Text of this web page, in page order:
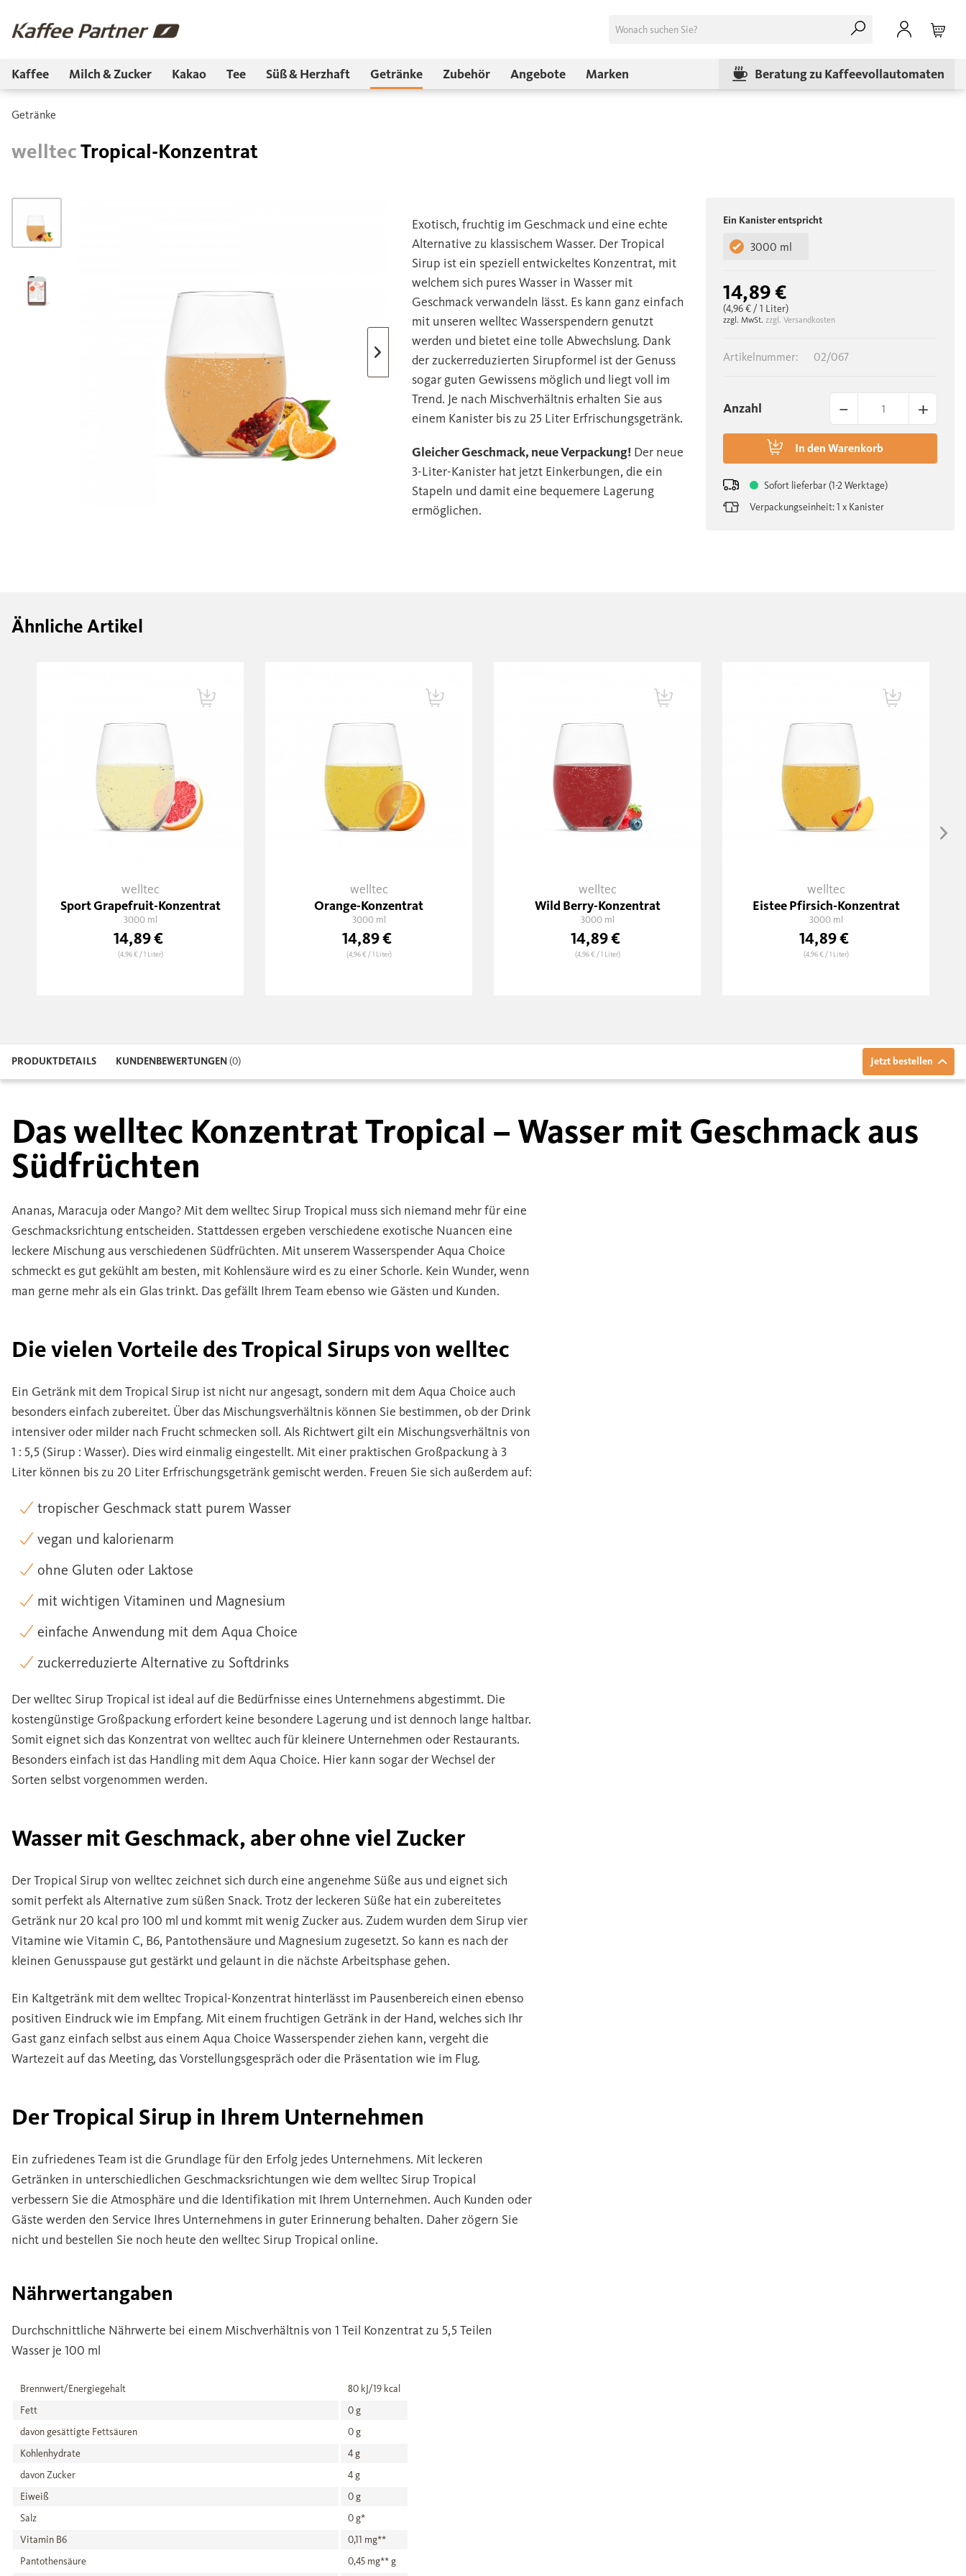
Kaffee Milch & Zucker Kakao Tee Süß & Herzhaft Getränke Zubehör Angebote Marken Beratung zu Kaffeevollautomaten
Getränke
welltecTropical-Konzentrat
Exotisch, fruchtig im Geschmack und eine echte
Alternative zu klassischem Wasser. Der Tropical
Sirup ist ein speziell entwickeltes Konzentrat, mit
welchem sich pures Wasser in Wasser mit
Geschmack verwandeln lässt. Es kann ganz einfach
mit unseren welltec Wasserspendern genutzt
werden und bietet eine tolle Abwechslung. Dank
der zuckerreduzierten Sirupformel ist der Genuss
sogar guten Gewissens möglich und liegt voll im
Trend. Je nach Mischverhältnis erhalten Sie aus
einem Kanister bis zu 25 Liter Erfrischungsgetränk.
Gleicher Geschmack, neue Verpackung!Der neue
3-Liter-Kanister hat jetzt Einkerbungen, die ein
Stapeln und damit eine bequemere Lagerung
ermöglichen.
Ein Kanister entspricht
3000 ml
14,89 €
(4,96 €/ 1 Liter)
zzgl. MwSt. zzgl. Versandkosten
Sofort lieferbar (1-2 Werktage)
Verpackungseinheit: 1 x Kanister
Artikelnummer: 02/067
Anzahl – +
In den Warenkorb
Ähnliche Artikel
welltec
Sport Grapefruit-Konzentrat
3000 ml
14,89 €
(4,96 €/ 1 Liter)
welltec
Orange-Konzentrat
3000 ml
14,89 €
(4,96 €/ 1 Liter)
welltec
Wild Berry-Konzentrat
3000 ml
14,89 €
(4,96 €/ 1 Liter)
welltec
Eistee Pfirsich-Konzentrat
3000 ml
14,89 €
(4,96 €/ 1 Liter)
PRODUKTDETAILS KUNDENBEWERTUNGEN(0) Jetzt bestellen
Das welltec Konzentrat Tropical – Wasser mit Geschmack aus
Südfrüchten
Ananas, Maracuja oder Mango? Mit dem welltec Sirup Tropical muss sich niemand mehr für eine
Geschmacksrichtung entscheiden. Stattdessen ergeben verschiedene exotische Nuancen eine
leckere Mischung aus verschiedenen Südfrüchten. Mit unserem Wasserspender Aqua Choice
schmeckt es gut gekühlt am besten, mit Kohlensäure wird es zu einer Schorle. Kein Wunder, wenn
man gerne mehr als ein Glas trinkt. Das gefällt Ihrem Team ebenso wie Gästen und Kunden.
Die vielen Vorteile des Tropical Sirups von welltec
Ein Getränk mit dem Tropical Sirup ist nicht nur angesagt, sondern mit dem Aqua Choice auch
besonders einfach zubereitet. Über das Mischungsverhältnis können Sie bestimmen, ob der Drink
intensiver oder milder nach Frucht schmecken soll. Als Richtwert gilt ein Mischungsverhältnis von
1 : 5,5 (Sirup : Wasser). Dies wird einmalig eingestellt. Mit einer praktischen Großpackung à 3
Liter können bis zu 20 Liter Erfrischungsgetränk gemischt werden. Freuen Sie sich außerdem auf:
tropischer Geschmack statt purem Wasser
vegan und kalorienarm
ohne Gluten oder Laktose
mit wichtigen Vitaminen und Magnesium
einfache Anwendung mit dem Aqua Choice
zuckerreduzierte Alternative zu Softdrinks
Der welltec Sirup Tropical ist ideal auf die Bedürfnisse eines Unternehmens abgestimmt. Die
kostengünstige Großpackung erfordert keine besondere Lagerung und ist dennoch lange haltbar.
Somit eignet sich das Konzentrat von welltec auch für kleinere Unternehmen oder Restaurants.
Besonders einfach ist das Handling mit dem Aqua Choice. Hier kann sogar der Wechsel der
Sorten selbst vorgenommen werden.
Wasser mit Geschmack, aber ohne viel Zucker
Der Tropical Sirup von welltec zeichnet sich durch eine angenehme Süße aus und eignet sich
somit perfekt als Alternative zum süßen Snack. Trotz der leckeren Süße hat ein zubereitetes
Getränk nur 20 kcal pro 100 ml und kommt mit wenig Zucker aus. Zudem wurden dem Sirup vier
Vitamine wie Vitamin C, B6, Pantothensäure und Magnesium zugesetzt. So kann es nach der
kleinen Genusspause gut gestärkt und gelaunt in die nächste Arbeitsphase gehen.
Ein Kaltgetränk mit dem welltec Tropical-Konzentrat hinterlässt im Pausenbereich einen ebenso
positiven Eindruck wie im Empfang. Mit einem fruchtigen Getränk in der Hand, welches sich Ihr
Gast ganz einfach selbst aus einem Aqua Choice Wasserspender ziehen kann, vergeht die
Wartezeit auf das Meeting, das Vorstellungsgespräch oder die Präsentation wie im Flug.
Der Tropical Sirup in Ihrem Unternehmen
Ein zufriedenes Team ist die Grundlage für den Erfolg jedes Unternehmens. Mit leckeren
Getränken in unterschiedlichen Geschmacksrichtungen wie dem welltec Sirup Tropical
verbessern Sie die Atmosphäre und die Identifikation mit Ihrem Unternehmen. Auch Kunden oder
Gäste werden den Service Ihres Unternehmens in guter Erinnerung behalten. Daher zögern Sie
nicht und bestellen Sie noch heute den welltec Sirup Tropical online.
Nährwertangaben
Durchschnittliche Nährwerte bei einem Mischverhältnis von 1 Teil Konzentrat zu 5,5 Teilen
Wasser je 100 ml
Brennwert/Energiegehalt
80 kJ/19 kcal
Fett
0 g
davon gesättigte Fettsäuren
0 g
Kohlenhydrate
4 g
davon Zucker
4 g
Eiweiß
0 g
Salz
0 g*
Vitamin B6
0,11 mg**
Pantothensäure
0,45 mg** g